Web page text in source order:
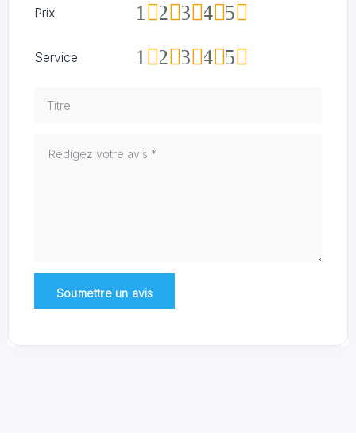
Prix 5
4
3
2
1
Service 5
4
3
2
1